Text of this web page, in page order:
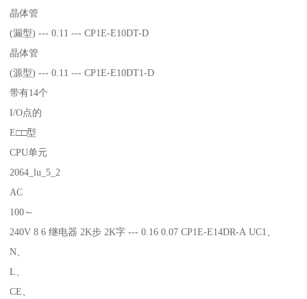
晶体管
(漏型) --- 0.11 --- CP1E-E10DT-D
晶体管
(源型) --- 0.11 --- CP1E-E10DT1-D
带有14个
I/O点的
E□□型
CPU单元
2064_lu_5_2
AC
100～
240V 8 6 继电器 2K步 2K字 --- 0.16 0.07 CP1E-E14DR-A UC1、
N、
L、
CE、